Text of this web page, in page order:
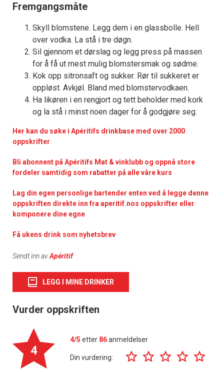
Fremgangsmåte
Skyll blomstene. Legg dem i en glassbolle. Hell
over vodka. La stå i tre døgn.
Sil gjennom et dørslag og legg press på massen
for å få ut mest mulig blomstersmak og sødme.
Kok opp sitronsaft og sukker. Rør til sukkeret er
oppløst. Avkjøl. Bland med blomstervodkaen.
Ha likøren i en rengjort og tett beholder med kork
og la stå i minst noen dager for å godgjøre seg.
Her kan du søke i Apéritifs drinkbase med over 2000
oppskrifter
Bli abonnent på Apéritifs Mat & vinklubb og oppnå store
fordeler samtidig som rabatter på alle våre kurs
Lag din egen personlige bartender enten ved å legge denne
oppskriften direkte inn fra aperitif.nos oppskrifter eller
komponere dine egne
Få ukens drink som nyhetsbrev
Sendt inn avApéritif
LEGG I MINE DRINKER
Vurder oppskriften
4
4/5 etter 86anmeldelser
Din vurdering: